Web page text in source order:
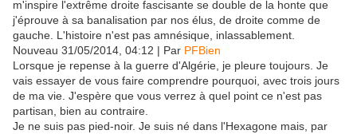
m'inspire l'extrême droite fascisante se double de la honte que
j'éprouve à sa banalisation par nos élus, de droite comme de
gauche. L'histoire n'est pas amnésique, inlassablement.
Nouveau 31/05/2014, 04:12 | Par PFBien
Lorsque je repense à la guerre d'Algérie, je pleure toujours. Je
vais essayer de vous faire comprendre pourquoi, avec trois jours
de ma vie. J'espère que vous verrez à quel point ce n'est pas
partisan, bien au contraire.
Je ne suis pas pied-noir. Je suis né dans l'Hexagone mais, par